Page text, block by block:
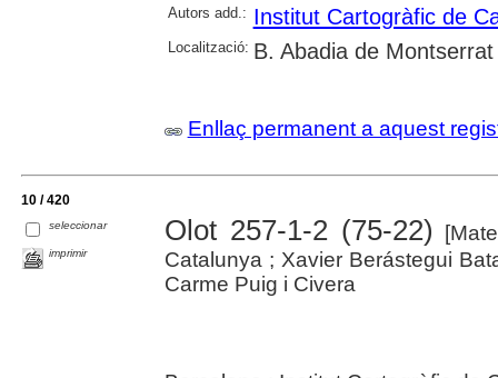
Autors add.: Institut Cartogràfic de
Localització: B. Abadia de Montserrat
Enllaç permanent a aquest
10 / 420
seleccionar
imprimir
Olot 257-1-2 (75-22)
Catalunya ; Xavier Berástegui
Carme Puig i Civera